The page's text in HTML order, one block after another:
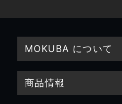
MOKUBA について
商品情報